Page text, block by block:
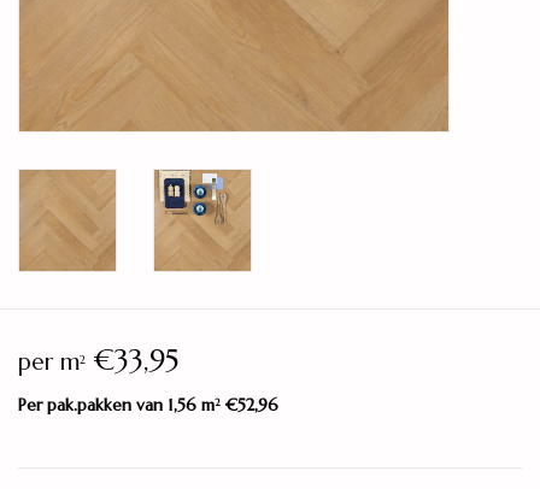
per m2 €33,95
Per pak.pakken van 1,56 m2 €52,96